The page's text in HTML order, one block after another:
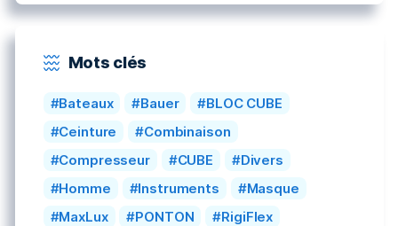
Mots clés
Bateaux Bauer
BLOC CUBE
Ceinture
Combinaison
Compresseur
CUBE
Divers
Homme
Instruments
Masque
MaxLux
PONTON RigiFlex